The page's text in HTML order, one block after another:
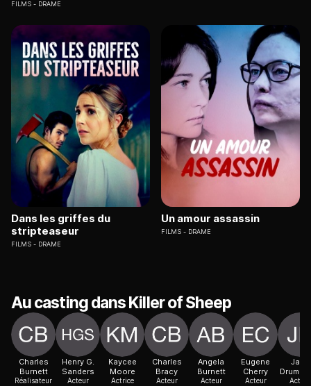
FILMS DRAME
Dans les griffes du
stripteaseur
FILMS DRAME
Un amour assassin
FILMS DRAME
Au casting dans Killer of Sheep
Charles
Burnett
Réalisateur
Henry G.
Sanders
Acteur
Kaycee
Moore
Actrice
Charles
Bracy
Acteur
Angela
Burnett
Acteur
Eugene
Cherry
Acteur
Jack
Acteur